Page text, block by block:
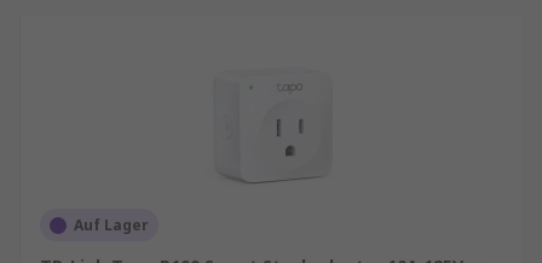
Auf Lager